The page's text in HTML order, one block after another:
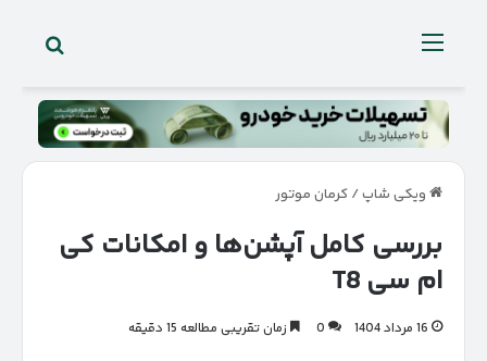
منو
ویکی شاپ/ کرمان موتور
بررسی کامل آپشن‌ها و امکانات کی
ام سی T8
16 مرداد 1404 0 زمان تقریبی مطالعه 15 دقیقه